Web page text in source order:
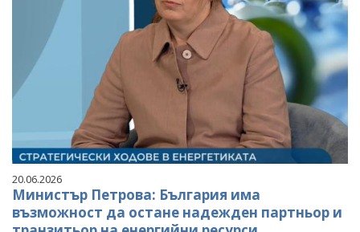
20.06.2026
Министър Петрова: България има
възможност да остане надежден партньор и